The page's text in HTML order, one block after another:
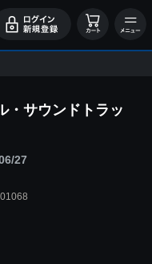
・サウンドトラッ
27